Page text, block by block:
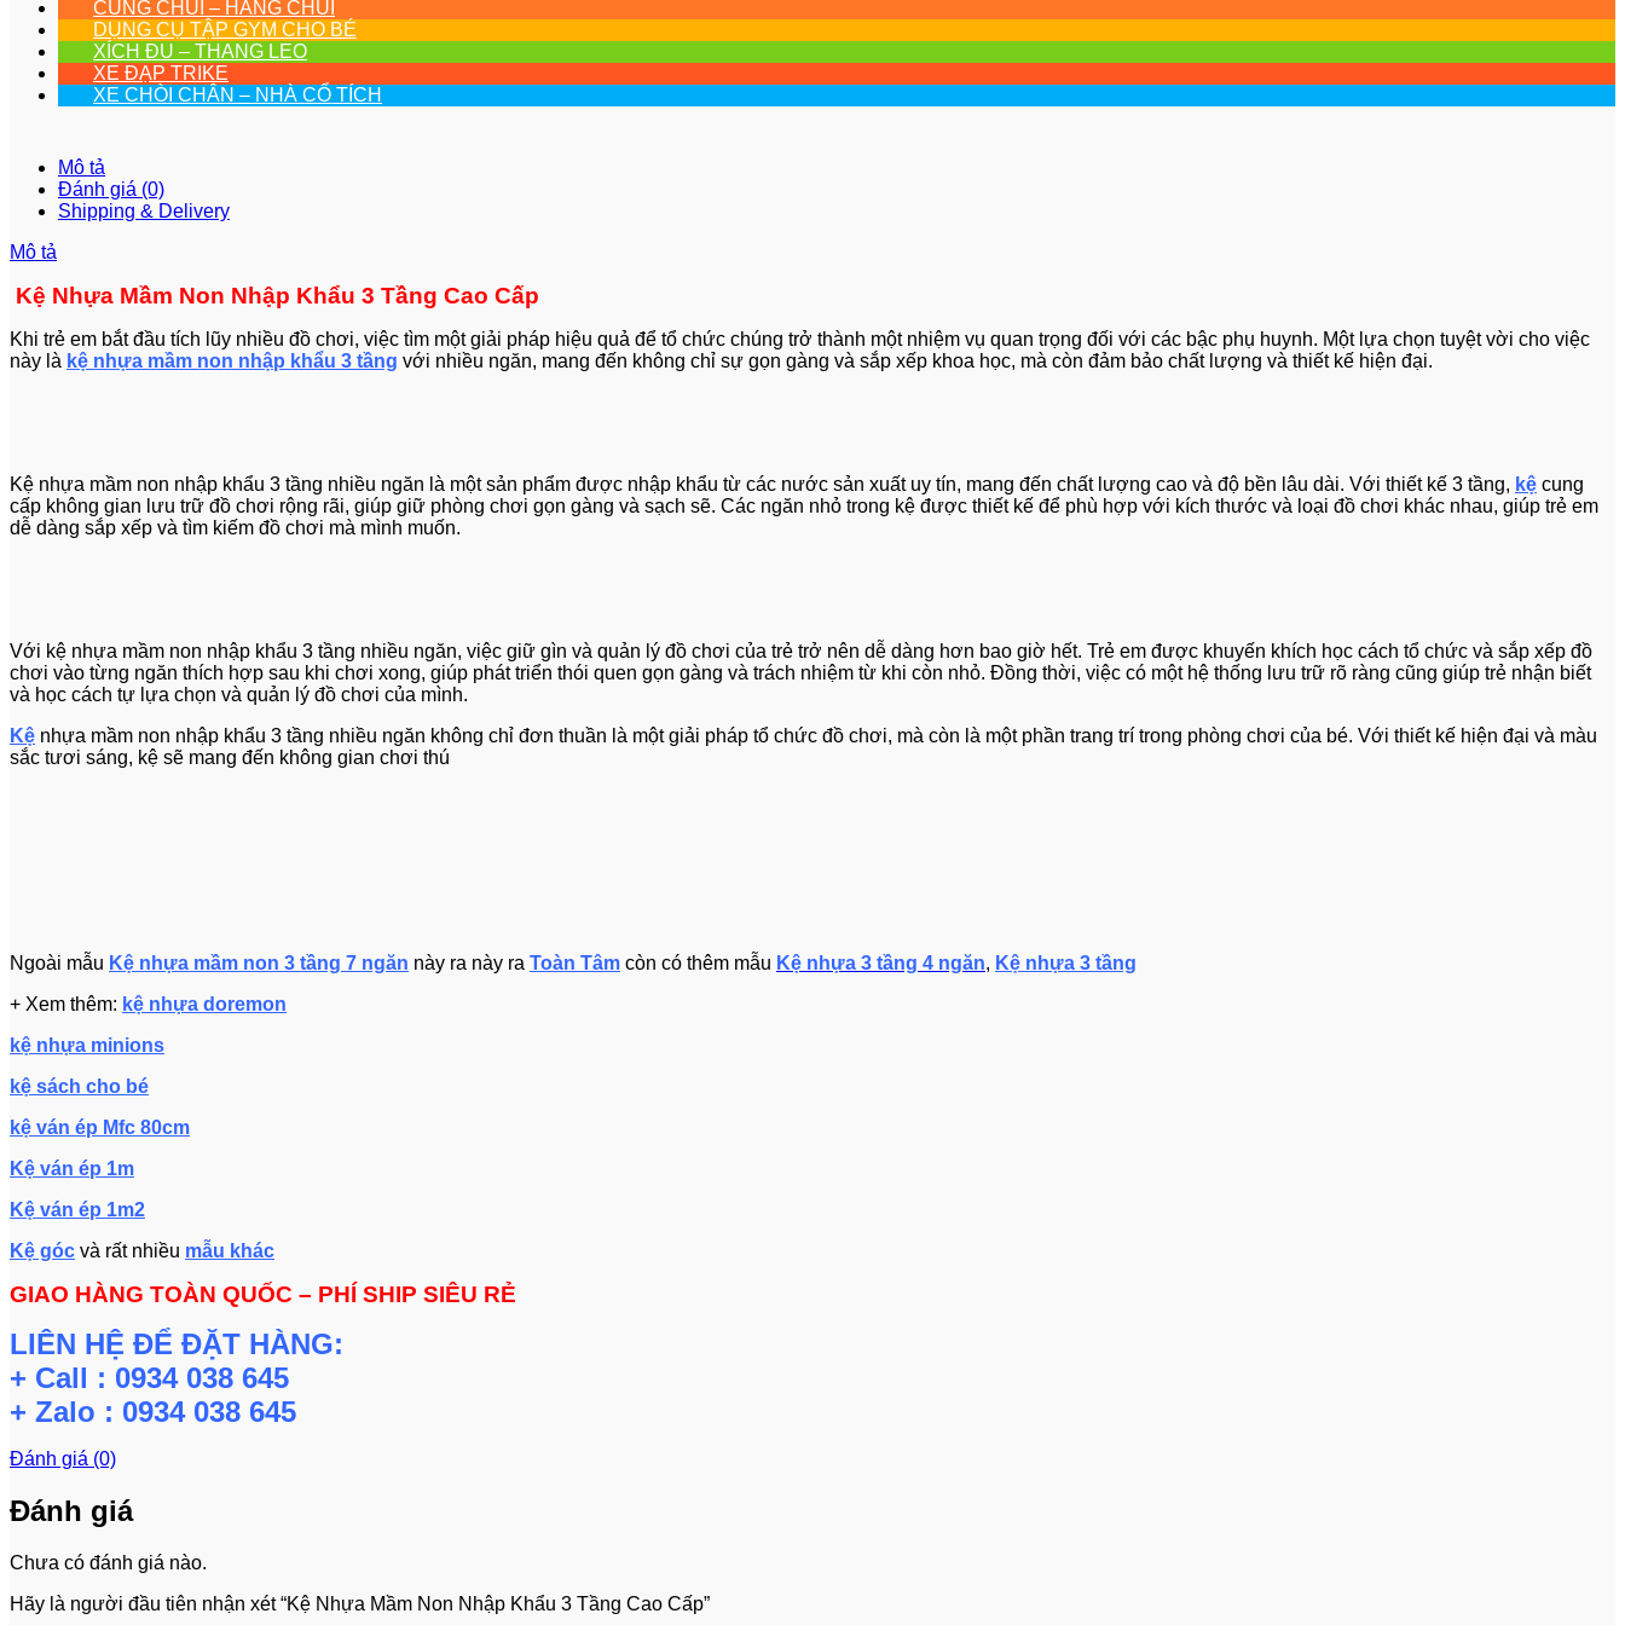
CUNG CHUI – HANG CHUI
DỤNG CỤ TẬP GYM CHO BÉ
XÍCH ĐU – THANG LEO
XE ĐẠP TRIKE
XE CHÒI CHÂN – NHÀ CỔ TÍCH
Mô tả
Đánh giá (0)
Shipping & Delivery
Mô tả
Kệ Nhựa Mầm Non Nhập Khẩu 3 Tầng Cao Cấp
Khi trẻ em bắt đầu tích lũy nhiều đồ chơi, việc tìm một giải pháp hiệu quả để tổ chức chúng trở thành một nhiệm vụ quan trọng đối với các bậc phụ huynh. Một lựa chọn tuyệt vời cho việc
này là kệ nhựa mầm non nhập khẩu 3 tầng với nhiều ngăn, mang đến không chỉ sự gọn gàng và sắp xếp khoa học, mà còn đảm bảo chất lượng và thiết kế hiện đại.
Kệ nhựa mầm non nhập khẩu 3 tầng nhiều ngăn là một sản phẩm được nhập khẩu từ các nước sản xuất uy tín, mang đến chất lượng cao và độ bền lâu dài. Với thiết kế 3 tầng, kệ cung
cấp không gian lưu trữ đồ chơi rộng rãi, giúp giữ phòng chơi gọn gàng và sạch sẽ. Các ngăn nhỏ trong kệ được thiết kế để phù hợp với kích thước và loại đồ chơi khác nhau, giúp trẻ em
dễ dàng sắp xếp và tìm kiếm đồ chơi mà mình muốn.
Với kệ nhựa mầm non nhập khẩu 3 tầng nhiều ngăn, việc giữ gìn và quản lý đồ chơi của trẻ trở nên dễ dàng hơn bao giờ hết. Trẻ em được khuyến khích học cách tổ chức và sắp xếp đồ
chơi vào từng ngăn thích hợp sau khi chơi xong, giúp phát triển thói quen gọn gàng và trách nhiệm từ khi còn nhỏ. Đồng thời, việc có một hệ thống lưu trữ rõ ràng cũng giúp trẻ nhận biết
và học cách tự lựa chọn và quản lý đồ chơi của mình.
Kệ nhựa mầm non nhập khẩu 3 tầng nhiều ngăn không chỉ đơn thuần là một giải pháp tổ chức đồ chơi, mà còn là một phần trang trí trong phòng chơi của bé. Với thiết kế hiện đại và màu
sắc tươi sáng, kệ sẽ mang đến không gian chơi thú
Ngoài mẫu Kệ nhựa mầm non 3 tầng 7 ngăn này ra này ra Toàn Tâm còn có thêm mẫu Kệ nhựa 3 tầng 4 ngăn, Kệ nhựa 3 tầng
+ Xem thêm: kệ nhựa doremon
kệ nhựa minions
kệ sách cho bé
kệ ván ép Mfc 80cm
Kệ ván ép 1m
Kệ ván ép 1m2
Kệ góc và rất nhiều mẫu khác
GIAO HÀNG TOÀN QUỐC – PHÍ SHIP SIÊU RẺ
LIÊN HỆ ĐỂ ĐẶT HÀNG:
+ Call : 0934 038 645
+ Zalo : 0934 038 645
Đánh giá (0)
Đánh giá
Chưa có đánh giá nào.
Hãy là người đầu tiên nhận xét “Kệ Nhựa Mầm Non Nhập Khẩu 3 Tầng Cao Cấp”